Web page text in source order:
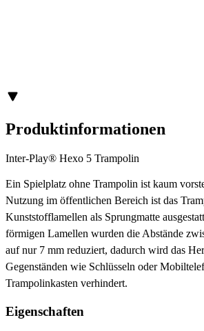
Produktinformationen
Inter-Play® Hexo 5 Trampolin
Ein Spielplatz ohne Trampolin ist kaum
Nutzung im öffentlichen Bereich ist das
Kunststofflamellen als Sprungmatte
förmigen Lamellen wurden die Abstände
auf nur 7 mm reduziert, dadurch wird das
Gegenständen wie Schlüsseln oder
Trampolinkasten verhindert.
Eigenschaften